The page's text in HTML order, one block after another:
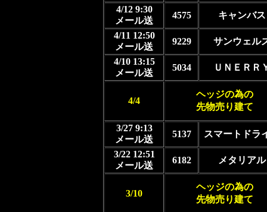
4/12 9:30
メール送
4575
キャンバス
4/11 12:50
メール送
9229
サンウェル
4/10 13:15
メール送
5034 ＵＮＥＲＲ
4/4
ヘッジの為の
先物売り建て
3/27 9:13
メール送
5137
スマートドラ
3/22 12:51
メール送
6182 メタリアル
3/10
ヘッジの為の
先物売り建て